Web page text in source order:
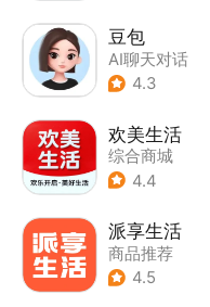
豆包
AI聊天对话
4.3
欢美生活
综合商城
4.4
派享生活
商品推荐
4.5